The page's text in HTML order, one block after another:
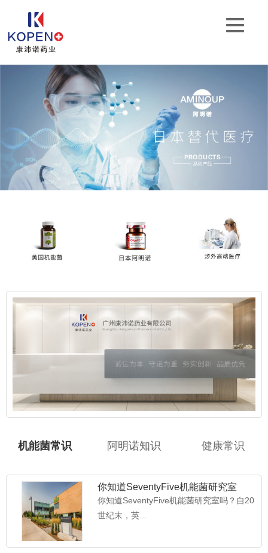
机能菌常识 阿明诺知识 健康常识
你知道SeventyFive机能菌研究室
吗？
你知道SeventyFive机能菌研究室吗？自20
世纪末，英...